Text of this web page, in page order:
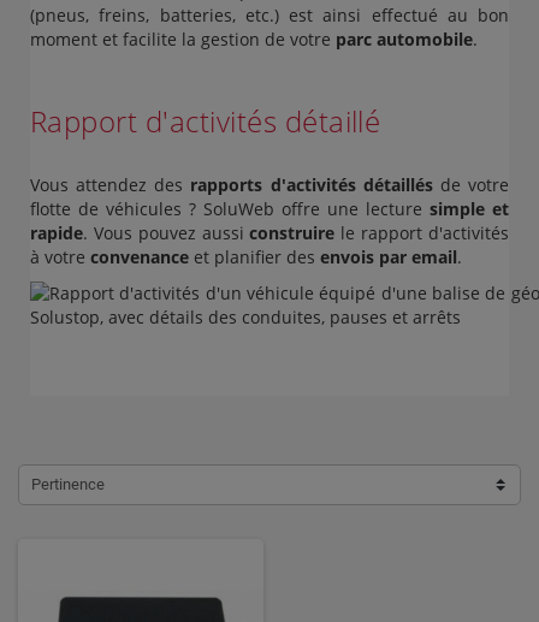
(pneus, freins, batteries, etc.) est ainsi effectué au bon
moment et facilite la gestion de votre parc automobile.
Rapport d'activités détaillé
Vous attendez des rapports d'activités détaillésde votre
flotte de véhicules ? SoluWeb offre une lecture simple et
rapide. Vous pouvez aussiconstruire le rapport d'activités
à votre convenance et planifier des envois par email.
Pertinence